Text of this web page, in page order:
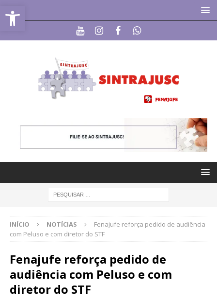
Abrir a barra de ferramentas
INÍCIO NOTÍCIAS
Fenajufe reforça pedido de audiência
com Peluso e com diretor do STF
Fenajufe reforça pedido de
audiência com Peluso e com
diretor do STF